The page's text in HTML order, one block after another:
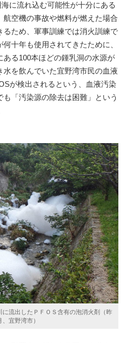
に流れ込む可能性が十分にある
航空機の事故や燃料が燃えた場合
るため、軍事訓練では消火訓練で
十年も使用されてきたために、
る100本ほどの鍾乳洞の水源が
を飲んでいた宜野湾市民の血液
が検出されるという、血液汚染
「汚染源の除去は困難」という
流出したＰＦＯＳ含有の泡消火剤（昨
、宜野湾市）